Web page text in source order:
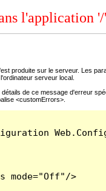
l'application
produite sur le serveur. Les
serveur local.
de ce message d'erreur
<customErrors>.
mode="Off"/>